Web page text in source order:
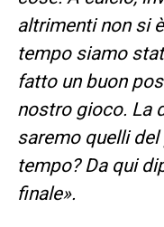
altrimenti non si
tempo siamo
fatto un buon
nostro gioco. La
saremo quelli
tempo? Da qui
finale».